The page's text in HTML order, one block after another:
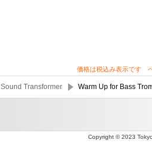
価格は税込み表示です
Sound Transformer Warm Up for Bass
Copyright © 2023